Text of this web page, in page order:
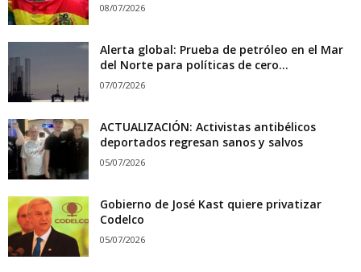
08/07/2026
Alerta global: Prueba de petróleo en el Mar
del Norte para políticas de cero...
07/07/2026
ACTUALIZACIÓN: Activistas antibélicos
deportados regresan sanos y salvos
05/07/2026
Gobierno de José Kast quiere privatizar
Codelco
05/07/2026